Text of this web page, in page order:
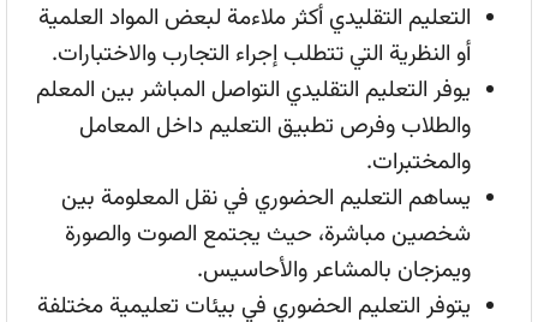
التعليم التقليدي أكثر ملاءمة لبعض المواد العلمية
أو النظرية التي تتطلب إجراء التجارب والاختبارات.
يوفر التعليم التقليدي التواصل المباشر بين المعلم
والطلاب وفرص تطبيق التعليم داخل المعامل
والمختبرات.
يساهم التعليم الحضوري في نقل المعلومة بين
شخصين مباشرة، حيث يجتمع الصوت والصورة
ويمزجان بالمشاعر والأحاسيس.
يتوفر التعليم الحضوري في بيئات تعليمية مختلفة